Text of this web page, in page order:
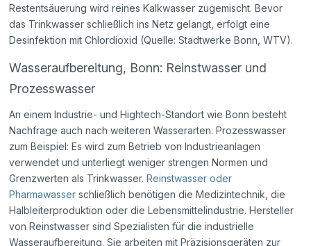
Restentsäuerung wird reines Kalkwasser zugemischt. Bevor
das Trinkwasser schließlich ins Netz gelangt, erfolgt eine
Desinfektion mit Chlordioxid (Quelle: Stadtwerke Bonn, WTV).
Wasseraufbereitung, Bonn: Reinstwasser und
Prozesswasser
An einem Industrie- und Hightech-Standort wie Bonn besteht
Nachfrage auch nach weiteren Wasserarten. Prozesswasser
zum Beispiel: Es wird zum Betrieb von Industrieanlagen
verwendet und unterliegt weniger strengen Normen und
Grenzwerten als Trinkwasser.Reinstwasser oder
Pharmawasser schließlich benötigen die Medizintechnik, die
Halbleiterproduktion oder die Lebensmittelindustrie. Hersteller
von Reinstwasser sind Spezialisten für die industrielle
Wasseraufbereitung. Sie arbeiten mit Präzisionsgeräten zur